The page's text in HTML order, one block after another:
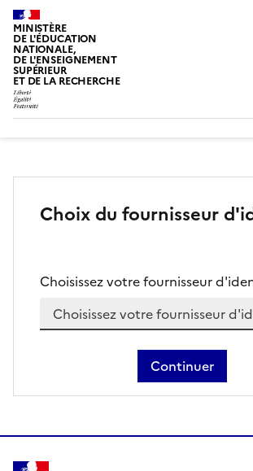
MINISTÈRE
DE L'ÉDUCATION
NATIONALE,
DE L'ENSEIGNEMENT
SUPÉRIEUR
ET DE LA RECHERCHE
Choix du fournisseur
Choisissez votre fournisseur
Continuer